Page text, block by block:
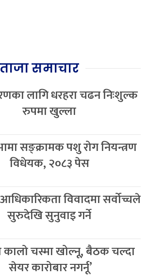
ताजा समाचार
लागि धरहरा चढन निःशुल्क
रुपमा खुल्ला
सङ्क्रामक पशु रोग नियन्त्रण
विधेयक, २०८३ पेस
विवादमा सर्वोच्चले
सुरुदेखि सुनुवाइ गर्ने
कालो चस्मा खोल्नू, बैठक चल्दा
सेयर कारोबार नगर्नू’